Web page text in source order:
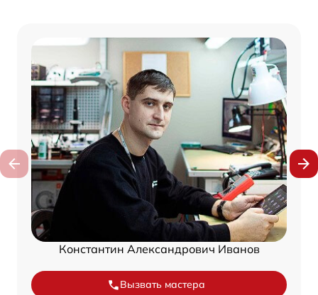
Константин Александрович Иванов
Вызвать мастера